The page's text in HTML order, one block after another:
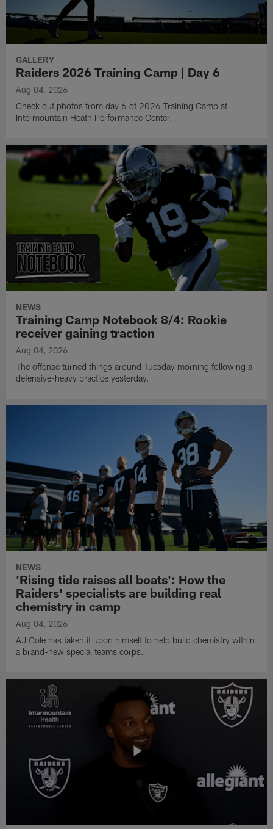
GALLERY
Raiders 2026 Training Camp | Day 6
Aug 04, 2026
Check out photos from day 6 of 2026 Training Camp at
Intermountain Heath Performance Center.
NEWS
Training Camp Notebook 8/4: Rookie
receiver gaining traction
Aug 04, 2026
The offense turned things around Tuesday morning following a
defensive-heavy practice yesterday.
NEWS
'Rising tide raises all boats': How the
Raiders' specialists are building real
chemistry in camp
Aug 04, 2026
AJ Cole has taken it upon himself to help build chemistry within
a brand-new special teams corps.